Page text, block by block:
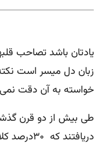
یادتان باشد تصاحب
زبان دل میسر است
خواسته به آن دقت
طی بیش از دو قرن